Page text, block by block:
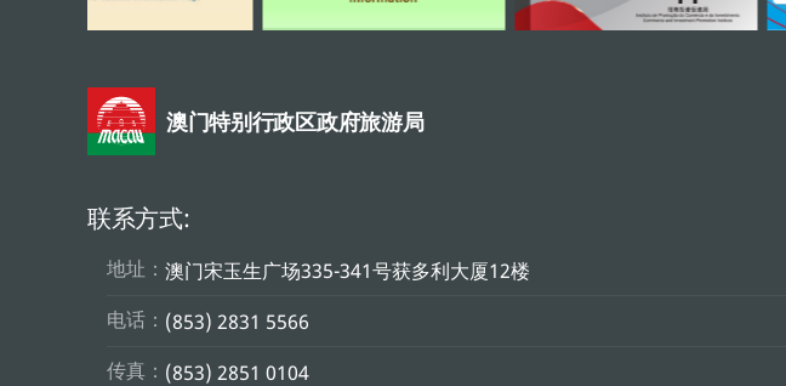
澳门特别行政区政府旅游局
联系方式:
地址： 澳门宋玉生广场335-341号获多利大厦12楼
电话： (853) 2831 5566
传真： (853) 2851 0104